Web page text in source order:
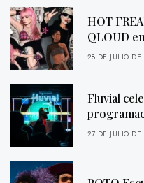
HOT
QLOUD
28 DE JULIO DE
Fluvial
27 DE JULIO DE